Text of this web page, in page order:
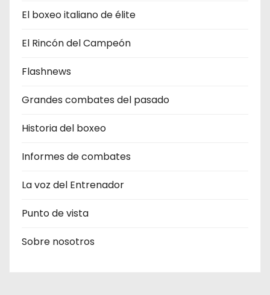
El boxeo italiano de élite
El Rincón del Campeón
Flashnews
Grandes combates del pasado
Historia del boxeo
Informes de combates
La voz del Entrenador
Punto de vista
Sobre nosotros